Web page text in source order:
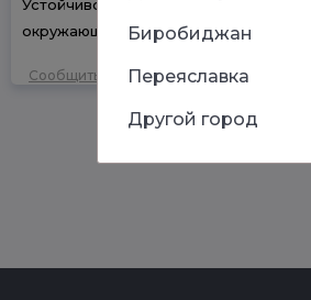
Устойчивость к воздействию
окружающей среды
Сообщить об ошибке
Биробиджан
Переяславка
Другой город